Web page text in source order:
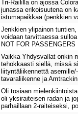
Tri-Raililla on ajossa
junassa erikoisuutena on
istumapaikkaa (penkkien
Jenkkien ylipainon
voidaan tarvittaessa
NOT FOR
Vaikka Yhdysvallat onkin
tehokkaasti siellä, missä
liityntäliikennettä
tavaraliikenne ja
Oli tosiaan
oli yksiraiteisen radan ja
parhaillaan 2-raiteiseksi,